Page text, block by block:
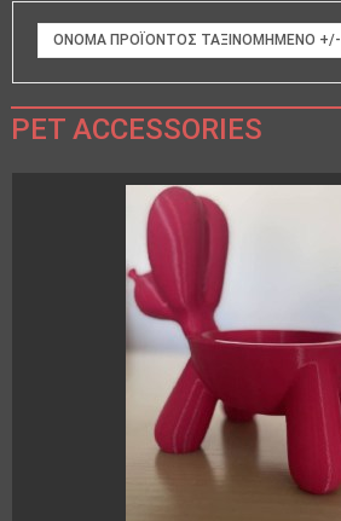
ΟΝΟΜΑ ΠΡΟΪΌΝΤΟΣ ΤΑΞΙΝΟΜΗΜΈΝΟ +/-
PET ACCESSORIES